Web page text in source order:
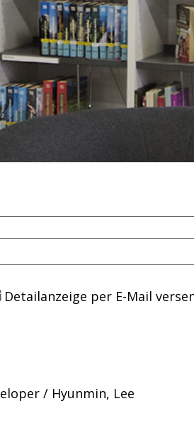
Detailanzeige per E-Mail
/ Hyunmin, Lee